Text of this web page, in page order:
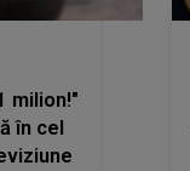
milion!"